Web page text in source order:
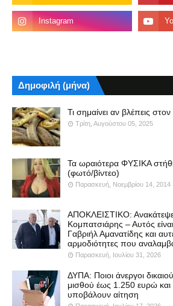
Δημοφιλή (μήνα)
Τι σημαίνει αν βλέπεις
Τρίτη, Αυγούστου 05, 2025
Τα ωραιότερα ΦΥΣΙΚΑ
(φωτό/βίντεο)
Παρασκευή, Νοεμβρίου 14, 2014
ΑΠΟΚΛΕΙΣΤΙΚΟ:
Κομπατσιάρης – Αυτός
Γαβριήλ Αμανατίδης και
αρμοδιότητες που
Παρασκευή, Ιουλίου 31, 2026
ΔΥΠΑ: Ποιοι άνεργοι
μισθού έως 1.250 ευρώ
υποβάλουν αίτηση